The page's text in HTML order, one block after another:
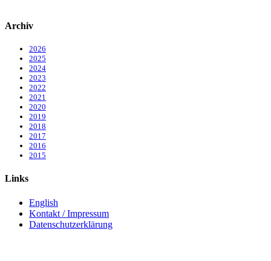
Archiv
2026
2025
2024
2023
2022
2021
2020
2019
2018
2017
2016
2015
Links
English
Kontakt / Impressum
Datenschutzerklärung